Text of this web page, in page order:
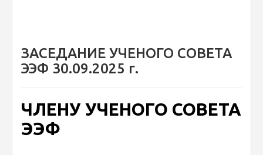
ЗАСЕДАНИЕ УЧЕНОГО СОВЕТА
ЭЭФ 30.09.2025 г.
ЧЛЕНУ УЧЕНОГО СОВЕТА
ЭЭФ